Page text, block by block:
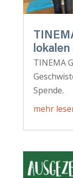
lokalen
TINEMA
Spende.
mehr